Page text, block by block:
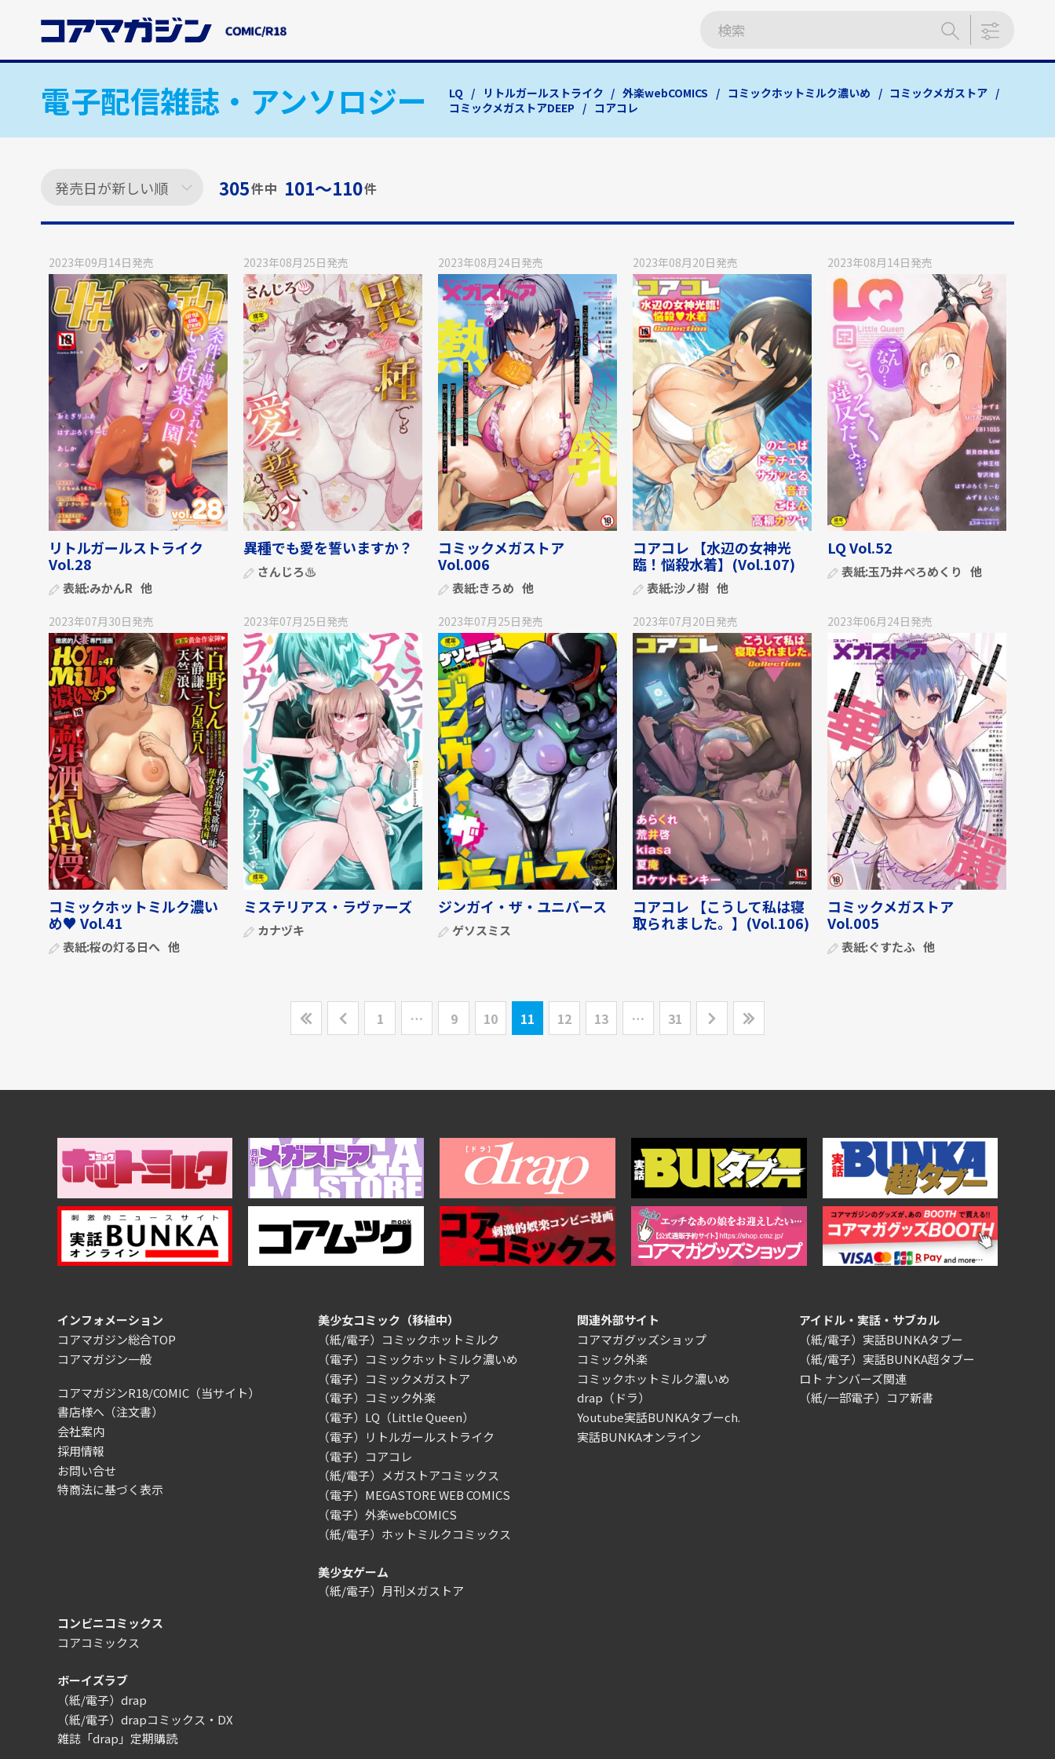
コ
ツ
電子配信雑誌・アンソロジー LQ リトルガールストライク 外楽webCOMICS コミックホットミルク濃いめ
コミックメガストア
コミックメガストアDEEP
コアコレ
305件中 101〜110件
2023年09月14日発売
リトルガールストライク
Vol.28
表紙:みかんR 他
2023年08月25日発売
異種でも愛を誓いますか？
さんじろ♨
2023年08月24日発売
コミックメガストア
Vol.006
表紙:きろめ 他
2023年08月20日発売
コアコレ 【水辺の女神光
臨！悩殺水着】(Vol.107)
表紙:沙ノ樹 他
2023年08月14日発売
LQ Vol.52
表紙:玉乃井ぺろめくり 他
2023年07月30日発売
コミックホットミルク濃い
め♥ Vol.41
表紙:桜の灯る日へ 他
2023年07月25日発売
ミステリアス・ラヴァーズ
カナヅキ
2023年07月25日発売
ジンガイ・ザ・ユニバース
ゲソスミス
2023年07月20日発売
コアコレ 【こうして私は寝
取られました。】(Vol.106)
2023年06月24日発売
コミックメガストア
Vol.005
表紙:ぐすたふ 他
1 … 9 10 11 12 13 … 31
インフォメーション
コアマガジン総合TOP
コアマガジン一般
コアマガジンR18/COMIC（当サイト）
書店様へ（注文書）
会社案内
採用情報
お問い合せ
特商法に基づく表示
美少女コミック（移植中）
（紙/電子）コミックホットミルク
（電子）コミックホットミルク濃いめ
（電子）コミックメガストア
（電子）コミック外楽
（電子）LQ（Little Queen）
（電子）リトルガールストライク
（電子）コアコレ
（紙/電子）メガストアコミックス
（電子）MEGASTORE WEB COMICS
（電子）外楽webCOMICS
（紙/電子）ホットミルクコミックス
美少女ゲーム
（紙/電子）月刊メガストア
関連外部サイト
コアマガグッズショップ
コミック外楽
コミックホットミルク濃いめ
drap（ドラ）
Youtube実話BUNKAタブーch.
実話BUNKAオンライン
アイドル・実話・サブカル
（紙/電子）実話BUNKAタブー
（紙/電子）実話BUNKA超タブー
ロト ナンバーズ関連
（紙/一部電子）コア新書
コンビニコミックス
コアコミックス
ボーイズラブ
（紙/電子）drap
（紙/電子）drapコミックス・DX
雑誌「drap」定期購読